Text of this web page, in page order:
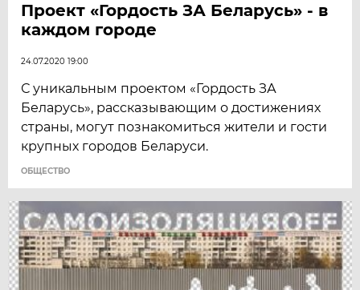
Проект «Гордость ЗА Беларусь» - в
каждом городе
24.07.2020 19:00
С уникальным проектом «Гордость ЗА
Беларусь», рассказывающим о достижениях
страны, могут познакомиться жители и гости
крупных городов Беларуси.
ОБЩЕСТВО